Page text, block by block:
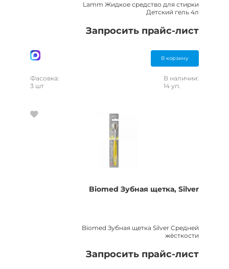
Lamm Жидкое средство для стирки
Детский гель 4л
Запросить прайс-лист
В корзину
Фасовка:
3 шт
В наличии:
14 уп.
Biomed Зубная щетка, Silver
Biomed Зубная щетка Silver Средней
жёсткости
Запросить прайс-лист